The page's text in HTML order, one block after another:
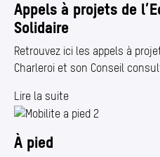
Appels à projets de
Solidaire
Retrouvez ici les appels à
Charleroi et son Conseil
Lire la suite
À pied